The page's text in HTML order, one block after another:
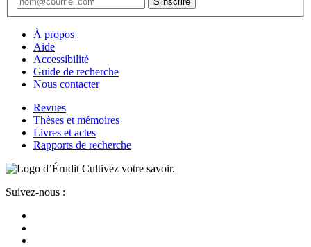
À propos
Aide
Accessibilité
Guide de recherche
Nous contacter
Revues
Thèses et mémoires
Livres et actes
Rapports de recherche
Cultivez votre savoir.
Suivez-nous :